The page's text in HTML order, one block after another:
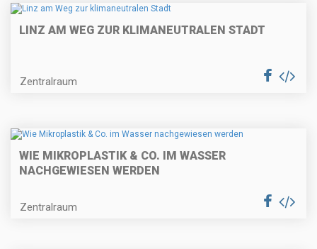
LINZ AM WEG ZUR KLIMANEUTRALEN STADT
Zentralraum
WIE MIKROPLASTIK & CO. IM WASSER
NACHGEWIESEN WERDEN
Zentralraum